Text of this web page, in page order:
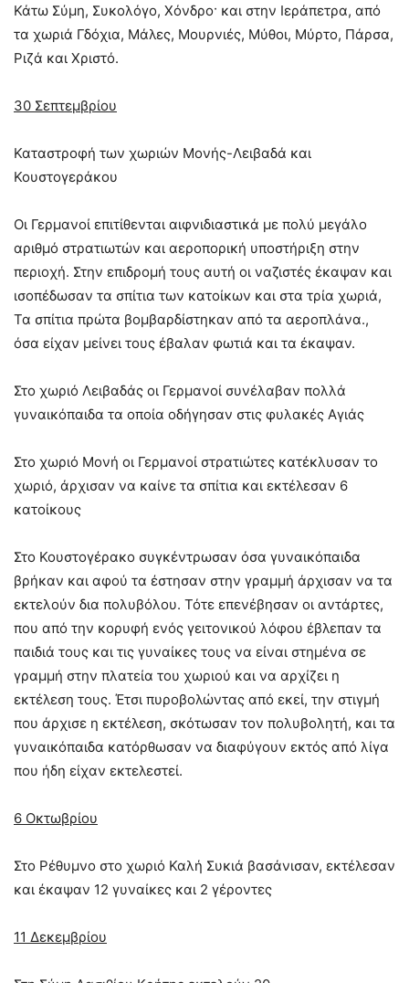
Κάτω Σύµη, Συκολόγο, Χόνδρο· και στην Ιεράπετρα, από
τα χωριά Γδόχια, Μάλες, Μουρνιές, Μύθοι, Μύρτο, Πάρσα,
Ριζά και Χριστό.
30 Σεπτεμβρίου
Καταστροφή των χωριών Μονής-Λειβαδά και
Κουστογεράκου
Οι Γερμανοί επιτίθενται αιφνιδιαστικά με πολύ μεγάλο
αριθμό στρατιωτών και αεροπορική υποστήριξη στην
περιοχή. Στην επιδρομή τους αυτή οι ναζιστές έκαψαν και
ισοπέδωσαν τα σπίτια των κατοίκων και στα τρία χωριά,
Τα σπίτια πρώτα βομβαρδίστηκαν από τα αεροπλάνα.,
όσα είχαν μείνει τους έβαλαν φωτιά και τα έκαψαν.
Στο χωριό Λειβαδάς οι Γερμανοί συνέλαβαν πολλά
γυναικόπαιδα τα οποία οδήγησαν στις φυλακές Αγιάς
Στο χωριό Μονή οι Γερμανοί στρατιώτες κατέκλυσαν το
χωριό, άρχισαν να καίνε τα σπίτια και εκτέλεσαν 6
κατοίκους
Στο Κουστογέρακο συγκέντρωσαν όσα γυναικόπαιδα
βρήκαν και αφού τα έστησαν στην γραμμή άρχισαν να τα
εκτελούν δια πολυβόλου. Τότε επενέβησαν οι αντάρτες,
που από την κορυφή ενός γειτονικού λόφου έβλεπαν τα
παιδιά τους και τις γυναίκες τους να είναι στημένα σε
γραμμή στην πλατεία του χωριού και να αρχίζει η
εκτέλεση τους. Έτσι πυροβολώντας από εκεί, την στιγμή
που άρχισε η εκτέλεση, σκότωσαν τον πολυβολητή, και τα
γυναικόπαιδα κατόρθωσαν να διαφύγουν εκτός από λίγα
που ήδη είχαν εκτελεστεί.
6 Οκτωβρίου
Στο Ρέθυμνο στο χωριό Καλή Συκιά βασάνισαν, εκτέλεσαν
και έκαψαν 12 γυναίκες και 2 γέροντες
11 Δεκεμβρίου